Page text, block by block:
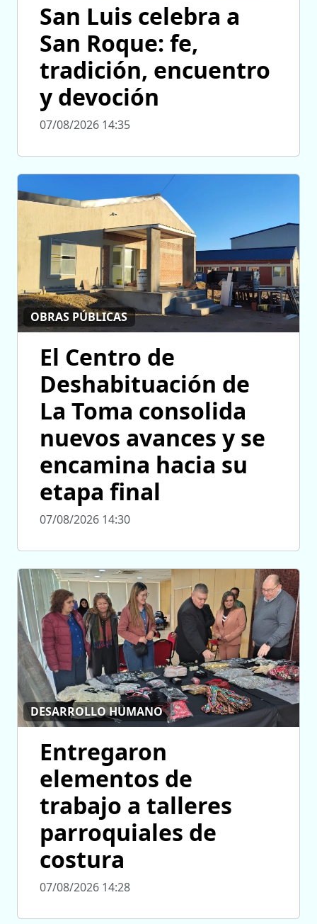
San Luis celebra a
San Roque: fe,
tradición, encuentro
y devoción
07/08/2026 14:35
OBRAS PÚBLICAS
El Centro de
Deshabituación de
La Toma consolida
nuevos avances y se
encamina hacia su
etapa final
07/08/2026 14:30
DESARROLLO HUMANO
Entregaron
elementos de
trabajo a talleres
parroquiales de
costura
07/08/2026 14:28